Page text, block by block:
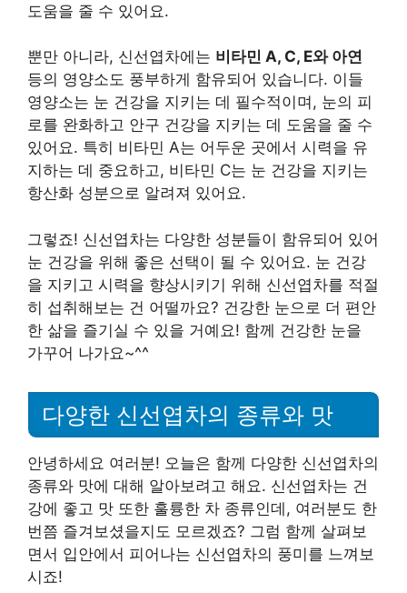
도움을 줄 수 있어요.
뿐만 아니라, 신선엽차에는 비타민 A, C, E와 아연
등의 영양소도 풍부하게 함유되어 있습니다. 이들
영양소는 눈 건강을 지키는 데 필수적이며, 눈의 피
로를 완화하고 안구 건강을 지키는 데 도움을 줄 수
있어요. 특히 비타민 A는 어두운 곳에서 시력을 유
지하는 데 중요하고, 비타민 C는 눈 건강을 지키는
항산화 성분으로 알려져 있어요.
그렇죠! 신선엽차는 다양한 성분들이 함유되어 있어
눈 건강을 위해 좋은 선택이 될 수 있어요. 눈 건강
을 지키고 시력을 향상시키기 위해 신선엽차를 적절
히 섭취해보는 건 어떨까요? 건강한 눈으로 더 편안
한 삶을 즐기실 수 있을 거예요! 함께 건강한 눈을
가꾸어 나가요~^^
다양한 신선엽차의 종류와 맛
안녕하세요 여러분! 오늘은 함께 다양한 신선엽차의
종류와 맛에 대해 알아보려고 해요. 신선엽차는 건
강에 좋고 맛 또한 훌륭한 차 종류인데, 여러분도 한
번쯤 즐겨보셨을지도 모르겠죠? 그럼 함께 살펴보
면서 입안에서 피어나는 신선엽차의 풍미를 느껴보
시죠!